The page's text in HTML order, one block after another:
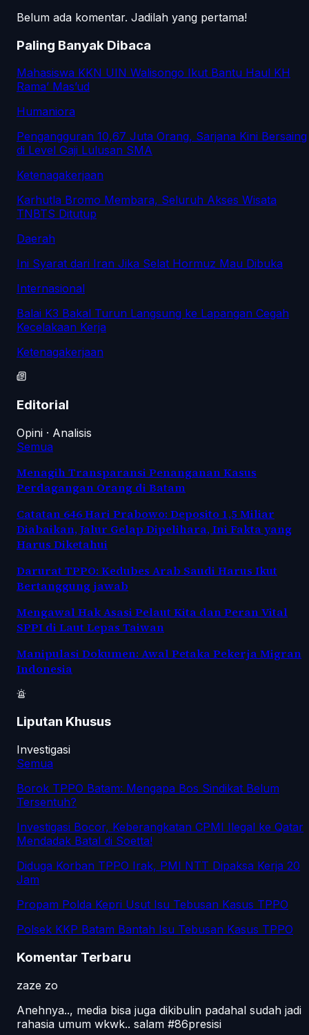
Belum ada komentar. Jadilah yang pertama!
Paling Banyak Dibaca
Mahasiswa KKN UIN Walisongo Ikut Bantu Haul KH
Rama’ Mas’ud
Humaniora
Pengangguran 10,67 Juta Orang, Sarjana Kini Bersaing
di Level Gaji Lulusan SMA
Ketenagakerjaan
Karhutla Bromo Membara, Seluruh Akses Wisata
TNBTS Ditutup
Daerah
Ini Syarat dari Iran Jika Selat Hormuz Mau Dibuka
Internasional
Balai K3 Bakal Turun Langsung ke Lapangan Cegah
Kecelakaan Kerja
Ketenagakerjaan
Editorial
Opini · Analisis
Semua
Menagih Transparansi Penanganan Kasus
Perdagangan Orang di Batam
Catatan 646 Hari Prabowo: Deposito 1,5 Miliar
Diabaikan, Jalur Gelap Dipelihara, Ini Fakta yang
Harus Diketahui
Darurat TPPO: Kedubes Arab Saudi Harus Ikut
Bertanggung jawab
Mengawal Hak Asasi Pelaut Kita dan Peran Vital
SPPI di Laut Lepas Taiwan
Manipulasi Dokumen: Awal Petaka Pekerja Migran
Indonesia
Liputan Khusus
Investigasi
Semua
Borok TPPO Batam: Mengapa Bos Sindikat Belum
Tersentuh?
Investigasi Bocor, Keberangkatan CPMI Ilegal ke Qatar
Mendadak Batal di Soetta!
Diduga Korban TPPO Irak, PMI NTT Dipaksa Kerja 20
Jam
Propam Polda Kepri Usut Isu Tebusan Kasus TPPO
Polsek KKP Batam Bantah Isu Tebusan Kasus TPPO
Komentar Terbaru
zaze zo
Anehnya.., media bisa juga dikibulin padahal sudah jadi
rahasia umum wkwk.. salam #86presisi